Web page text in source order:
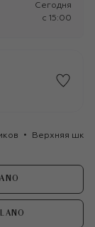
Сегодня
c 15:00
Верхняя